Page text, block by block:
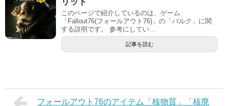
このページで紹介しているのは、ゲーム
「Fallout76(フォールアウト76)」の「バルク」に関
する説明です。 参考にしてい...
記事を読む
フォールアウト76のアイテム「核物質」「核廃